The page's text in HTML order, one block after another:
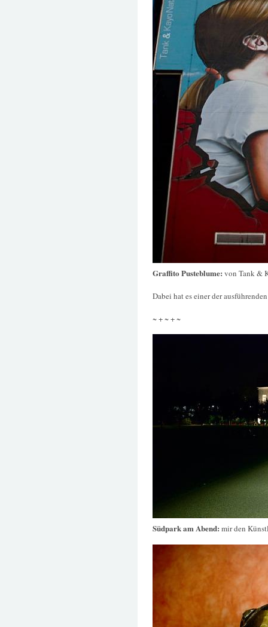
Graffito Pusteblume: von Tank &
Dabei hat es einer der
~ + ~ + ~
Südpark am Abend: mir den